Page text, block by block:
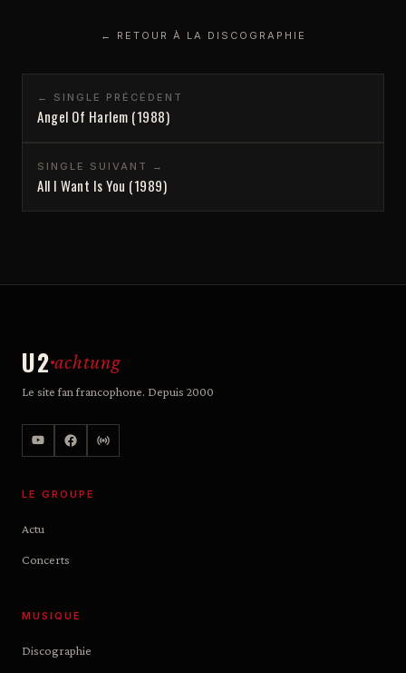
← RETOUR À LA DISCOGRAPHIE
← SINGLE PRÉCÉDENT
Angel Of Harlem (1988)
SINGLE SUIVANT →
All I Want Is You (1989)
U2 achtung
Le site fan francophone. Depuis 2000
LE GROUPE
Actu
Concerts
MUSIQUE
Discographie